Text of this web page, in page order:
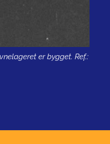
er bygget. Ref.: